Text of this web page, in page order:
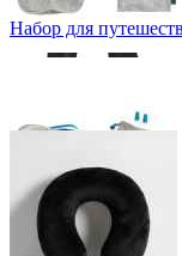
Набор для